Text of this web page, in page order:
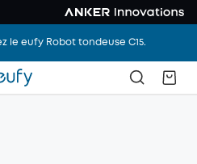
le eufy Robot tondeuse C15.